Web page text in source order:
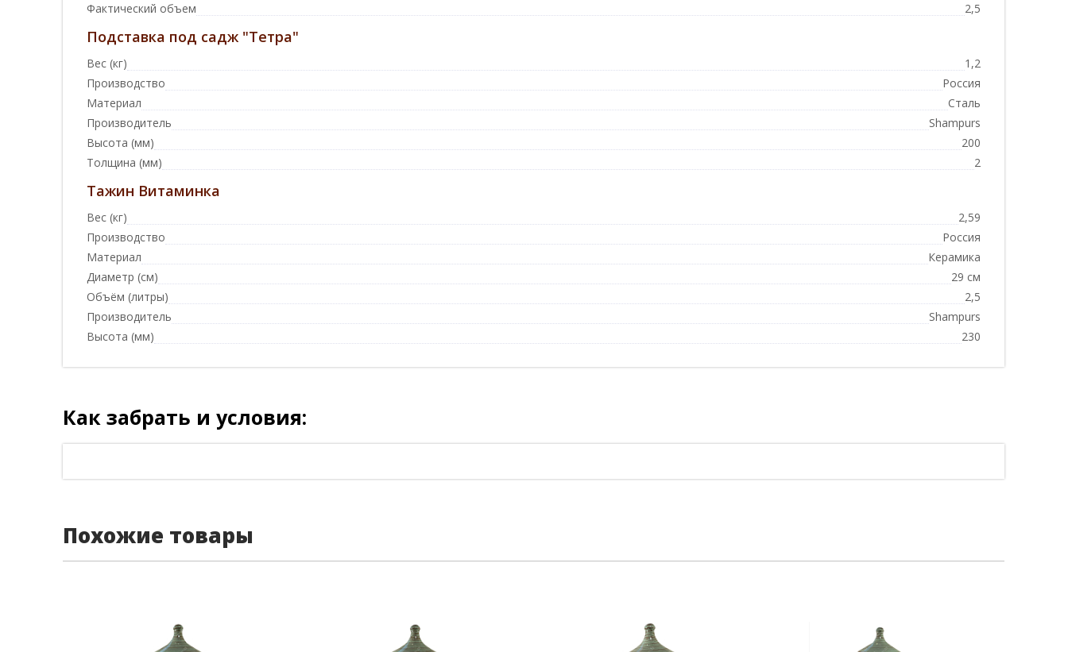
Фактический объем
2,5
Подставка под садж "Тетра"
Вес (кг)
1,2
Производство
Россия
Материал
Сталь
Производитель
Shampurs
Высота (мм)
200
Толщина (мм)
2
Тажин Витаминка
Вес (кг)
2,59
Производство
Россия
Материал
Керамика
Диаметр (см)
29 см
Объём (литры)
2,5
Производитель
Shampurs
Высота (мм)
230
Как забрать и условия:
Похожие товары